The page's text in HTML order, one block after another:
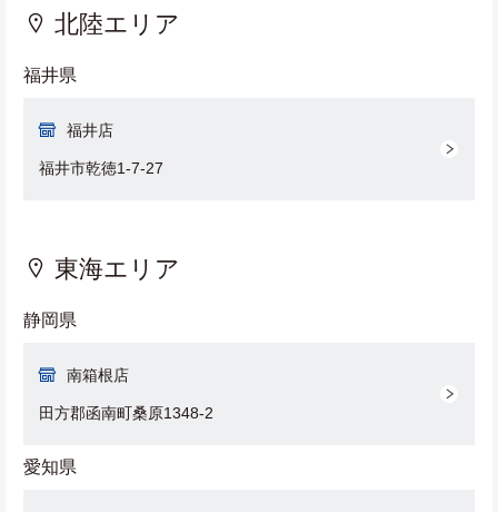
北陸エリア
福井県
福井店
福井市乾徳1-7-27
東海エリア
静岡県
南箱根店
田方郡函南町桑原1348-2
愛知県